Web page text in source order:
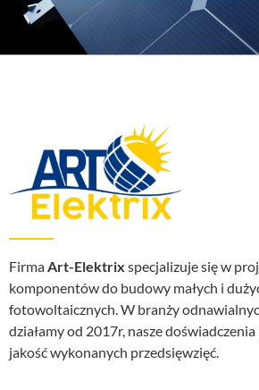
FirmaArt-Elektrix specjalizuje się w
komponentów do budowy małych i
fotowoltaicznych. W branży
działamy od 2017r, nasze doświadczenia
jakość wykonanych przedsięwzięć.